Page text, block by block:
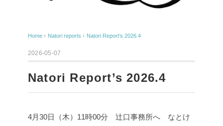
Home › Natori reports › Natori Report’s 2026.4
2026-05-07
Natori Report’s 2026.4
4月30日（木） 11時00分 辻口事務所へ なとけ